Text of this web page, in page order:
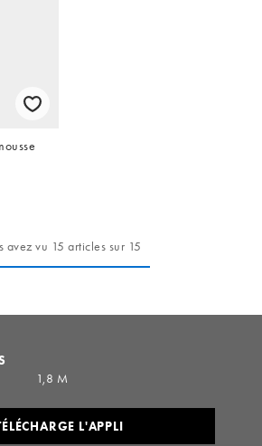
avez vu 15 articles sur 15
1,8 M
L'APPLI